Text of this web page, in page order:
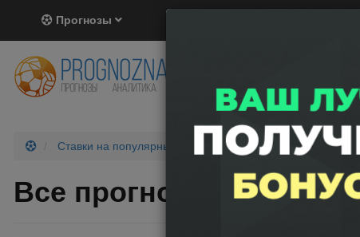
Прогнозы
Мы в
Ставки на популярные матчи от прогнозистов
Все прогнозы на Вегас